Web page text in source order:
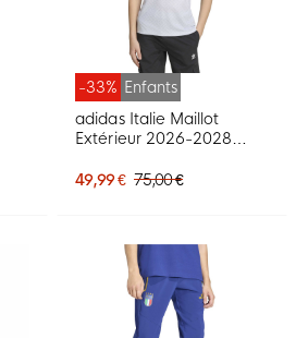
-33% Enfants
adidas Italie Maillot
Extérieur 2026-2028
49,99 € 75,00 €